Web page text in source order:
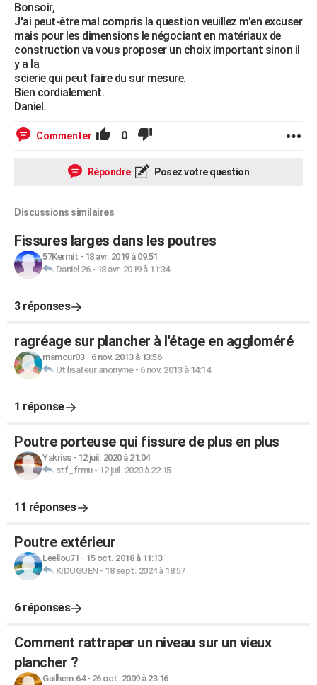
Bricolage
Lifestyle
Culture
Sport
Auto
Television
Voyage
Cinema
Bonsoir,
J'ai peut-être mal compris la question veuillez m'en excuser
mais pour les dimensions le négociant en matériaux de
construction va vous proposer un choix important sinon il
y a la
scierie qui peut faire du sur mesure.
Bien cordialement.
Daniel.
Commenter 0
Répondre Posez votre question
Discussions similaires
Fissures larges dans les poutres
57Kermit - 18 avr. 2019 à 09:51
Daniel 26- 18 avr. 2019 à 11:34
3 réponses
ragréage sur plancher à l'étage en aggloméré
mamour03- 6 nov. 2013 à 13:56
Utilisateur anonyme- 6 nov. 2013 à 14:14
1 réponse
Poutre porteuse qui fissure de plus en plus
Yakriss- 12 juil. 2020 à 21:04
stf_frmu- 12 juil. 2020 à 22:15
11 réponses
Poutre extérieur
Leellou71 - 15 oct. 2018 à 11:13
KIDUGUEN- 18 sept. 2024 à 18:57
6 réponses
Comment rattraper un niveau sur un vieux
plancher ?
Guilhem.64- 26 oct. 2009 à 23:16